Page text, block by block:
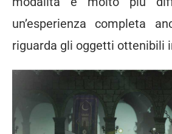
un’esperienza completa
riguarda gli oggetti ottenibili